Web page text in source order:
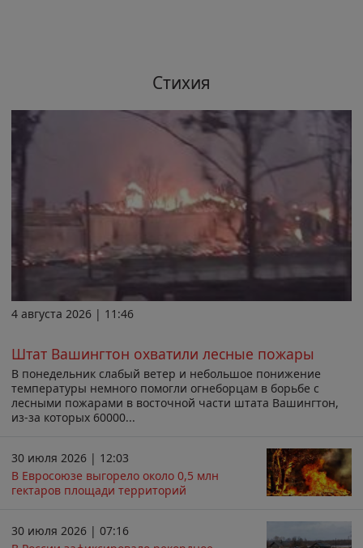
Стихия
4 августа 2026 | 11:46
Штат Вашингтон охватили лесные пожары
В понедельник слабый ветер и небольшое понижение
температуры немного помогли огнеборцам в борьбе с
лесными пожарами в восточной части штата Вашингтон,
из-за которых 60000...
30 июля 2026 | 12:03
В Евросоюзе выгорело около 0,5 млн
гектаров площади территорий
30 июля 2026 | 07:16